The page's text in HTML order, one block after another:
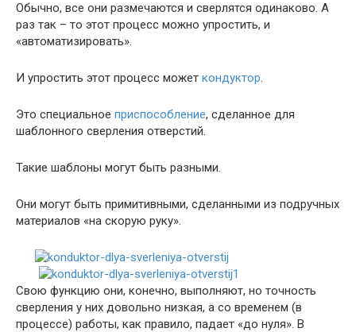
Обычно, все они размечаются и сверлятся одинаково. А
раз так – то этот процесс можно упростить, и
«автоматизировать».
И упростить этот процесс может кондуктор.
Это специальное приспособление, сделанное для
шаблонного сверления отверстий.
Такие шаблоны могут быть разными.
Они могут быть примитивными, сделанными из подручных
материалов «на скорую руку».
Свою функцию они, конечно, выполняют, но точность
сверления у них довольно низкая, а со временем (в
процессе) работы, как правило, падает «до нуля». В